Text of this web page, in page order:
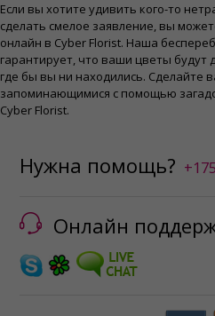
Если вы хотите удивить кого-то
сделать смелое заявление, вы
онлайн в Cyber ​​Florist. Наша
гарантирует, что ваши цветы
где бы вы ни находились. Сделайте
запоминающимися с помощью
Cyber ​​Florist.
Нужна помощь?
Онлайн